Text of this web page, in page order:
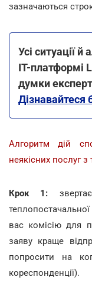
зазначаються
Усі ситуації й
ІТ-платформі
думки
Дізнавайтеся
Алгоритм дій
неякісних послуг
Крок 1:
вас комісію для
заяву краще
попросити на
кореспонденції).